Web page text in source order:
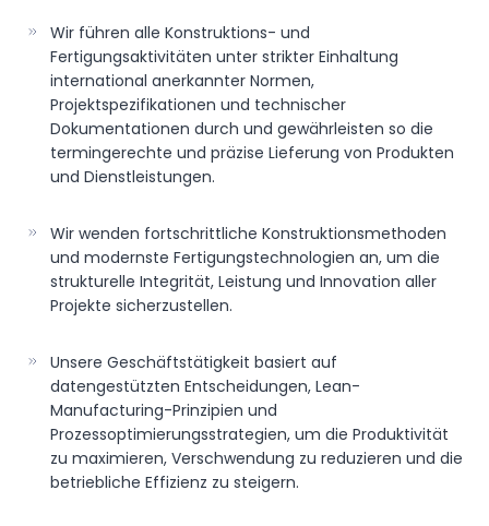
Wir führen alle Konstruktions- und
Fertigungsaktivitäten unter strikter Einhaltung
international anerkannter Normen,
Projektspezifikationen und technischer
Dokumentationen durch und gewährleisten so die
termingerechte und präzise Lieferung von Produkten
und Dienstleistungen.
Wir wenden fortschrittliche Konstruktionsmethoden
und modernste Fertigungstechnologien an, um die
strukturelle Integrität, Leistung und Innovation aller
Projekte sicherzustellen.
Unsere Geschäftstätigkeit basiert auf
datengestützten Entscheidungen, Lean-
Manufacturing-Prinzipien und
Prozessoptimierungsstrategien, um die Produktivität
zu maximieren, Verschwendung zu reduzieren und die
betriebliche Effizienz zu steigern.